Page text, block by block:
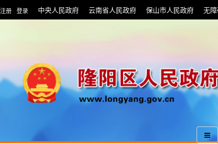
注册 | 登录 中央人民政府 云南省人民政府 保山市人民政府 无